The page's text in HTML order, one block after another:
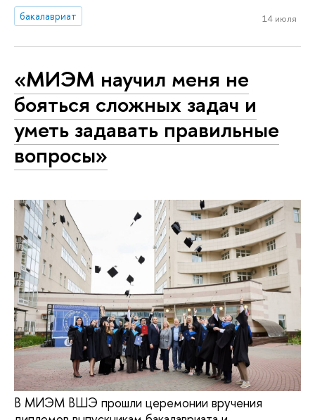
бакалавриат
14 июля
«МИЭМ научил меня не
бояться сложных задач и
уметь задавать правильные
вопросы»
В МИЭМ ВШЭ прошли церемонии вручения